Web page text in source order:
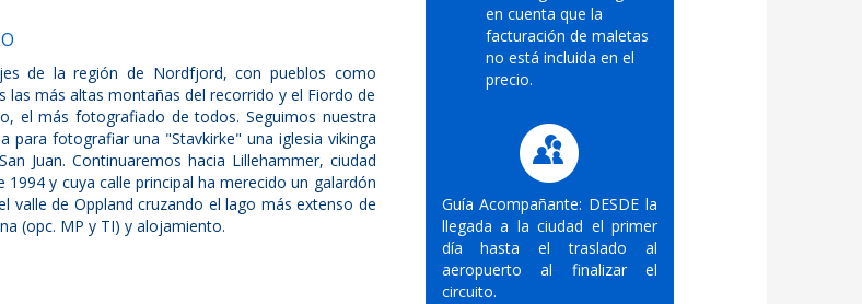
de la región de Nordfjord, con pueblos como
más altas montañas del recorrido y el Fiordo de
el más fotografiado de todos. Seguimos nuestra
para fotografiar una "Stavkirke" una iglesia vikinga
Juan. Continuaremos hacia Lillehammer, ciudad
y cuya calle principal ha merecido un galardón
valle de Oppland cruzando el lago más extenso de
(opc. MP y TI) y alojamiento.
en cuenta que la
facturación de maletas
no está incluida en el
precio.
Guía Acompañante: DESDE la
llegada a la ciudad el primer
día hasta el traslado al
aeropuerto al finalizar el
circuito.